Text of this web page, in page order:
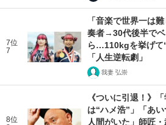
7位
7
「音楽で世界一は
奏者→30代後半で
ら…110kgを挙げて
「人生逆転劇」
我妻 弘崇
8位
《ついに引退！》
は“ハメ浩”」「あ
人間がいた」師匠